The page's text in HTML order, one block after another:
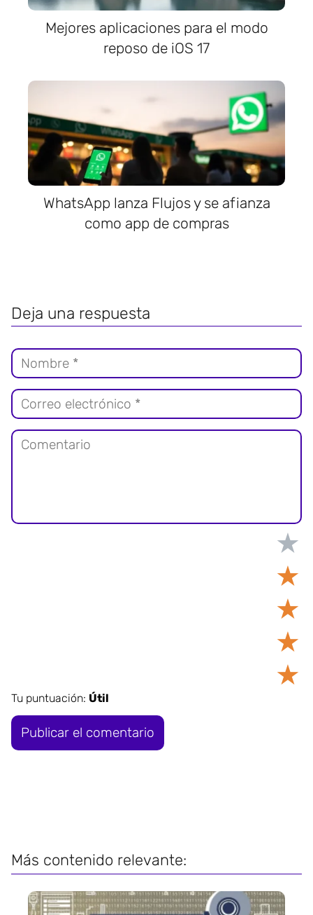
Mejores aplicaciones para el modo
reposo de iOS 17
WhatsApp lanza Flujos y se afianza
como app de compras
Deja una respuesta
★
★
★
★
★
Tu puntuación: Útil
Más contenido relevante: